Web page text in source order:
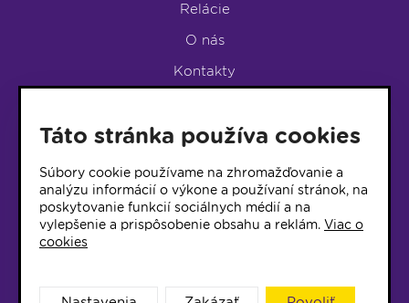
Relácie
O nás
Kontakty
LUMEN KLUB
LUMEN KLUB PRIHLÁŠKA
© 2017 Rádio Lumen, Všetky práva vyhradené
Táto stránka používa cookies
Súbory cookie používame na zhromažďovanie a
analýzu informácií o výkone a používaní stránok, na
poskytovanie funkcií sociálnych médií a na
vylepšenie a prispôsobenie obsahu a reklám. Viac o
cookies